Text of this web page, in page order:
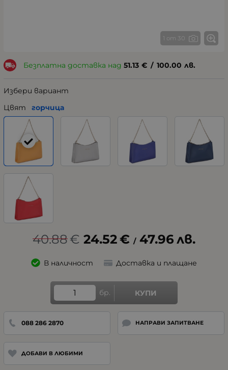
1 от 30
Безплатна доставка над 51.13 € / 100.00 лв.
Избери вариант
Цвят
горчица
40.88€ 24.52€ / 47.96 лв.
В наличност Доставка и плащане
бр. КУПИ
088 286 2870 НАПРАВИ ЗАПИТВАНЕ
ДОБАВИ В ЛЮБИМИ